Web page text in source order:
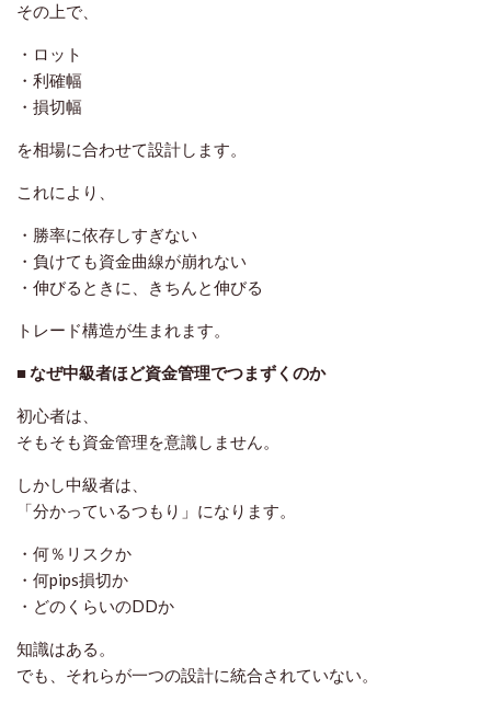
その上で、
・ロット
・利確幅
・損切幅
を相場に合わせて設計します。
これにより、
・勝率に依存しすぎない
・負けても資金曲線が崩れない
・伸びるときに、きちんと伸びる
トレード構造が生まれます。
■ なぜ中級者ほど資金管理でつまずくのか
初心者は、
そもそも資金管理を意識しません。
しかし中級者は、
「分かっているつもり」になります。
・何％リスクか
・何pips損切か
・どのくらいのDDか
知識はある。
でも、それらが一つの設計に統合されていない。